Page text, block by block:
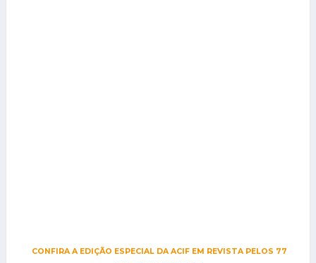
CONFIRA A EDIÇÃO ESPECIAL DA ACIF EM REVISTA PELOS 77